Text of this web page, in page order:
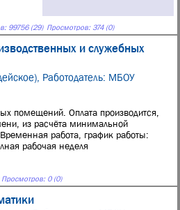
99756 (29) Просмотров: 374 (0)
и служебных
Работодатель: МБОУ
помещений. Оплата производится,
из расчёта минимальной
работа, график работы:
рабочая неделя
Просмотров: 0 (0)